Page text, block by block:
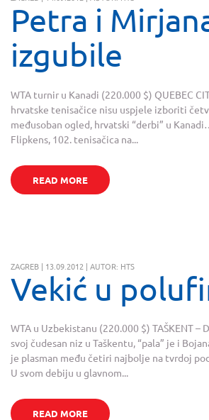
Petra i
izgubile
WTA turnir u Kanadi (220.000 $) QUEBEC
hrvatske tenisačice nisu uspjele izboriti
međusoban ogled, hrvatski “derbi” u
Flipkens, 102. tenisačica na...
READ MORE
ZAGREB | 13.09.2012 | AUTOR: HTS
Vekić u
WTA u Uzbekistanu (220.000 $) TAŠKENT –
svoj čudesan niz u Taškentu, “pala” je i
je plasman među četiri najbolje na tvrdoj
U svom debiju u glavnom...
READ MORE